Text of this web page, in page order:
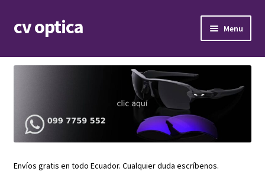
Skip
to
Skip
to
cv optica Menu
Armazones de lentes
child
menu
Expand
Repuestos
menu
Envíos gratis en todo Ecuador. Cualquier duda escríbenos.